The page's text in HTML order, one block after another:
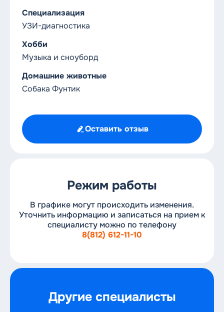
Специализация
УЗИ-диагностика
Хобби
Музыка и сноуборд
Домашние животные
Собака Фунтик
Оставить отзыв
Режим работы
В графике могут происходить изменения.
Уточнить информацию и записаться на прием к
специалисту можно по телефону
8(812) 612-11-10
Другие специалисты